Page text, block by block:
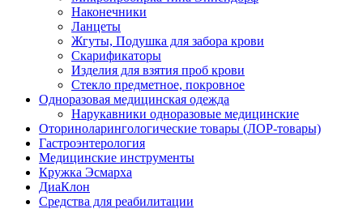
Наконечники
Ланцеты
Жгуты, Подушка для забора крови
Скарификаторы
Изделия для взятия проб крови
Стекло предметное, покровное
Одноразовая медицинская одежда
Нарукавники одноразовые медицинские
Оториноларингологические товары (ЛОР-товары)
Гастроэнтерология
Медицинские инструменты
Кружка Эсмарха
ДиаКлон
Средства для реабилитации